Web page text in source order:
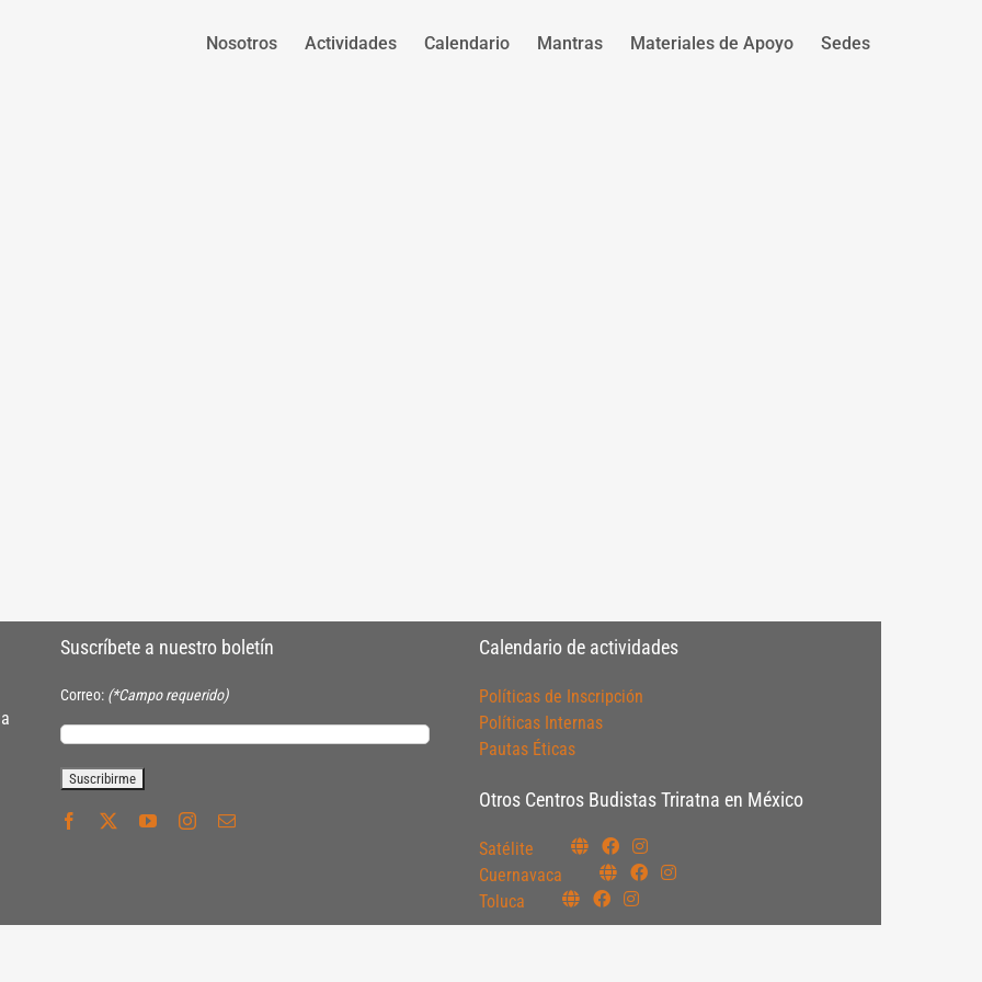
Nosotros Actividades Calendario Mantras Materiales de Apoyo Sedes
Suscríbete a nuestro boletín
Correo: (*Campo requerido)
Calendario de actividades
Políticas de Inscripción
Políticas Internas
Pautas Éticas
Otros Centros Budistas Triratna en México
Satélite
Cuernavaca
Toluca